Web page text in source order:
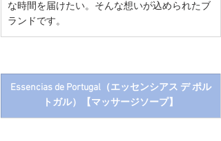
な時間を届けたい。そんな想いが込められたブ
ランドです。
Essencias de Portugal（エッセンシアス デ ポル
トガル）【マッサージソープ】